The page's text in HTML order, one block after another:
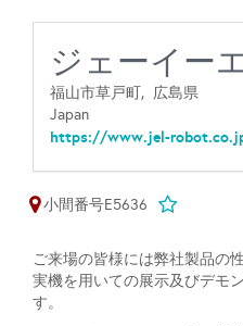
ジェーイー
福山市草戸町, 広島県
Japan
https://www.jel-
小間番号E5636
ご来場の皆様には弊社製品の
実機を用いての展示及びデモ
す。